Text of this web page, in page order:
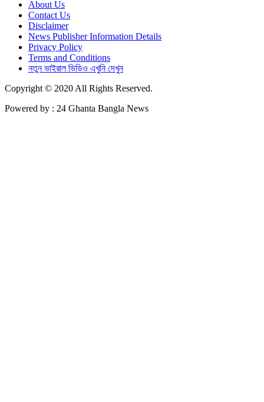
About Us
Contact Us
Disclaimer
News Publisher Information Details
Privacy Policy
Terms and Conditions
নতুন ভাইরাল ভিডিও এখুনি দেখুন
Copyright © 2020 All Rights Reserved.
Powered by : 24 Ghanta Bangla News